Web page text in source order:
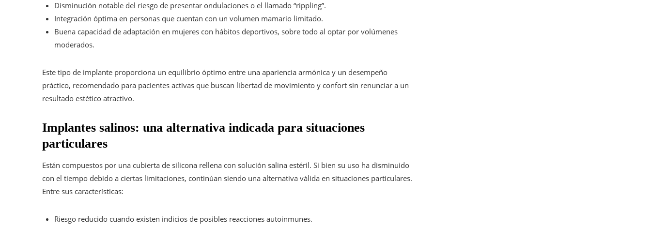
Disminución notable del riesgo de presentar ondulaciones o el llamado “rippling”.
Integración óptima en personas que cuentan con un volumen mamario limitado.
Buena capacidad de adaptación en mujeres con hábitos deportivos, sobre todo al optar por volúmenes
moderados.
Este tipo de implante proporciona un equilibrio óptimo entre una apariencia armónica y un desempeño
práctico, recomendado para pacientes activas que buscan libertad de movimiento y confort sin renunciar a un
resultado estético atractivo.
Implantes salinos: una alternativa indicada para situaciones
particulares
Están compuestos por una cubierta de silicona rellena con solución salina estéril. Si bien su uso ha disminuido
con el tiempo debido a ciertas limitaciones, continúan siendo una alternativa válida en situaciones particulares.
Entre sus características:
Riesgo reducido cuando existen indicios de posibles reacciones autoinmunes.